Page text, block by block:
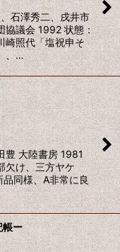
石澤秀二、戌井市
協議会 1992 状態：
照代「塩祝申そ
、…
豊 大陸書房 1981
け、三方ヤケ
同様、A非常に良
帳ー